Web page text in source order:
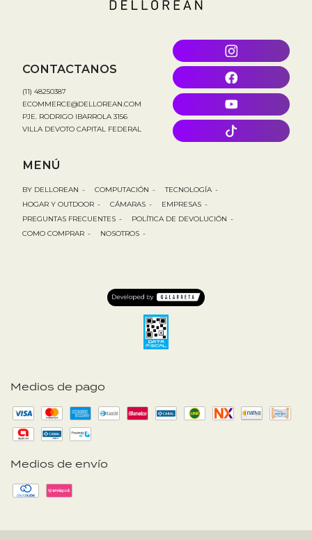
Medios de pago
Medios de envío
CONTACTANOS
(11) 48250387
ECOMMERCE@DELLOREAN.COM
PJE. RODRIGO IBARROLA 3156
VILLA DEVOTO CAPITAL FEDERAL
MENÚ
BY DELLOREAN - COMPUTACIÓN - TECNOLOGÍA -
HOGAR Y OUTDOOR - CÁMARAS - EMPRESAS -
PREGUNTAS FRECUENTES - POLÍTICA DE DEVOLUCIÓN -
COMO COMPRAR - NOSOTROS -